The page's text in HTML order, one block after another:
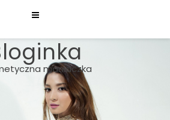
maniaczka